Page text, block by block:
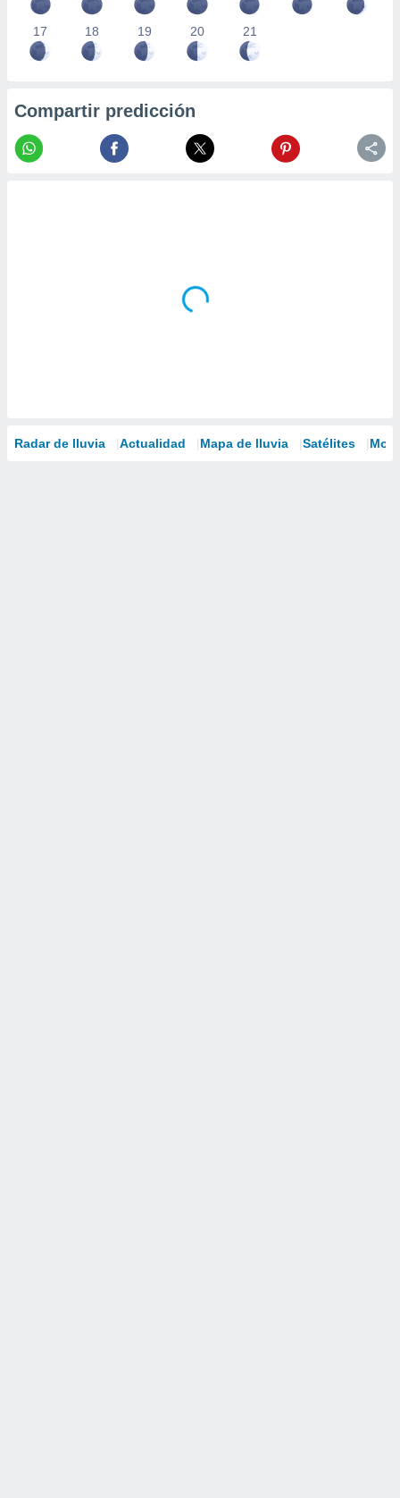
17 18 19 20 21
Compartir predicción
Radar de lluvia Actualidad Mapa de lluvia Satélites